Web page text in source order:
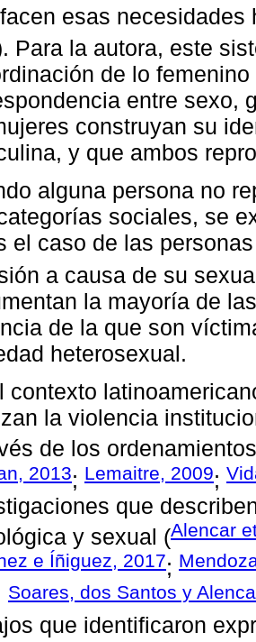
esas necesidades
Para la autora, este
de lo
entre sexo,
construyan su
y que ambos
alguna persona no
sociales, se
el caso de las
a causa de su
la mayoría de
de la que son
heterosexual.
contexto
la violencia
de los
2013; Lemaitre, 2009;
que
y sexual (Alencar
e Íñiguez, 2017;
Soares, dos Santos y
que identificaron